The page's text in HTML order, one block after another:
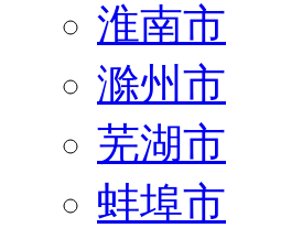
淮南市
滁州市
芜湖市
蚌埠市